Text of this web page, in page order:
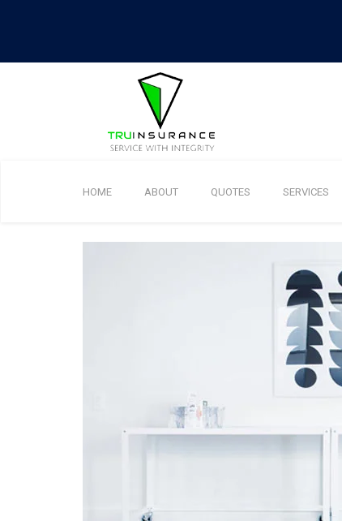
HOME ABOUT QUOTES SERVICES